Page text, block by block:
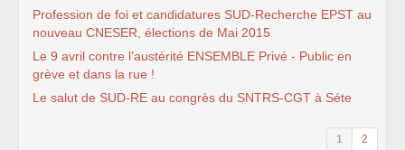
CQ2005-2008
labellisation Carnot
Budget - crédits labos
Emploi
Doctorants
Stagiaires
Profession de foi et candidatures SUD-Recherche EPST au
nouveau CNESER , élections de Mai 2015
Le 9 avril contre l’austérité ENSEMBLE Privé - Public en
grève et dans la rue !
Le salut de SUD-RE au congrès du SNTRS-CGT à Séte
1 2